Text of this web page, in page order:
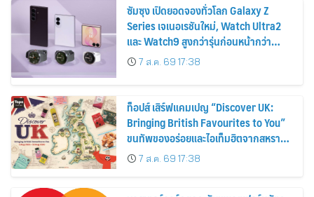
ซัมซุง เปิดยอดจองทั่วโลก Galaxy Z
Series เจเนอเรชันใหม่, Watch Ultra2
และ Watch9 สูงกว่ารุ่นก่อนหน้ากว่า
30%7 ส.ค. 69 17:38
ท็อปส์ เสิร์ฟแคมเปญ “Discover UK:
Bringing British Favourites to You”
ขนทัพของอร่อยและไอเท็มฮิตจากสหราช
อาณาจักร ส่งตรงถึงมือตั้งแต่วันนี้ – 18
สิงหาคมนี้
7 ส.ค. 69 17:38